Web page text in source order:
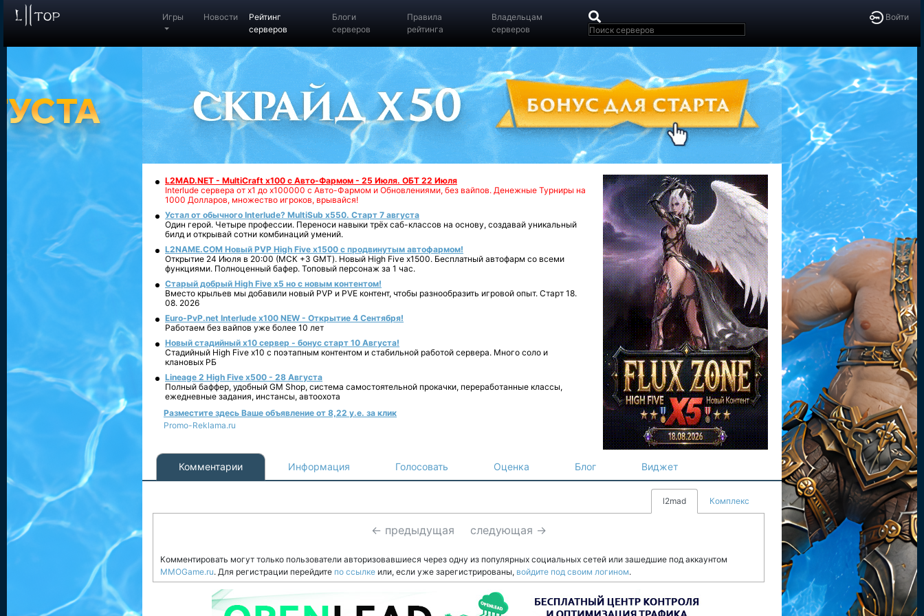
Войти
Игры Новости
Рейтинг
серверов
Блоги
серверов
Правила
рейтинга
Владельцам
серверов
L2MAD.NET - MultiCraft x100 с Авто-Фармом - 25 Июля. ОБТ 22 Июля
Interlude сервера от х1 до х100000 с Авто-Фармом и Обновлениями, без вайпов. Денежные Турниры на
1000 Долларов, множество игроков, врывайся!
Устал от обычного Interlude? MultiSub x550. Старт 7 августа
Один герой. Четыре профессии. Переноси навыки трёх саб-классов на основу, создавай уникальный
билд и открывай сотни комбинаций умений.
L2NAME.COM Новый PVP High Five x1500 с продвинутым автофармом!
Открытие 24 Июля в 20:00 (МСК +3 GMT). Новый High Five x1500. Бесплатный автофарм со всеми
функциями. Полноценный бафер. Топовый персонаж за 1 час.
Старый добрый High Five x5 но с новым контентом!
Вместо крыльев мы добавили новый PVP и PVE контент, чтобы разнообразить игровой опыт. Старт 18.
08. 2026
Euro-PvP.net Interlude х100 NEW - Открытие 4 Сентября!
Работаем без вайпов уже более 10 лет
Новый стадийный х10 сервер - бонус старт 10 Августа!
Стадийный High Five x10 с поэтапным контентом и стабильной работой сервера. Много соло и
клановых РБ
Lineage 2 High Five x500 - 28 Августа
Полный баффер, удобный GM Shop, система самостоятельной прокачки, переработанные классы,
ежедневные задания, инстансы, автоохота
Разместите здесь Ваше объявление от 8,22 у.е. за клик
Promo-Reklama.ru
Комментарии Информация Голосовать Оценка Блог Виджет
l2mad Комплекс
← предыдущая следующая →
Комментировать могут только пользователи авторизовавшиеся через одну из популярных социальных сетей или зашедшие под аккаунтом
MMOGame.ru. Для регистрации перейдите по ссылке или, если уже зарегистрированы, войдите под своим логином.